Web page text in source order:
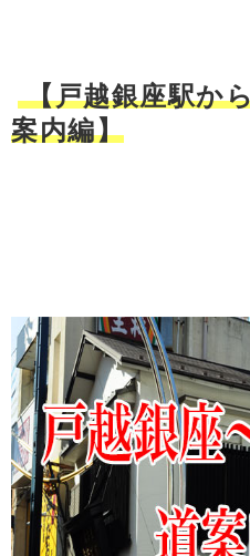
【戸越銀座駅か
案内編】